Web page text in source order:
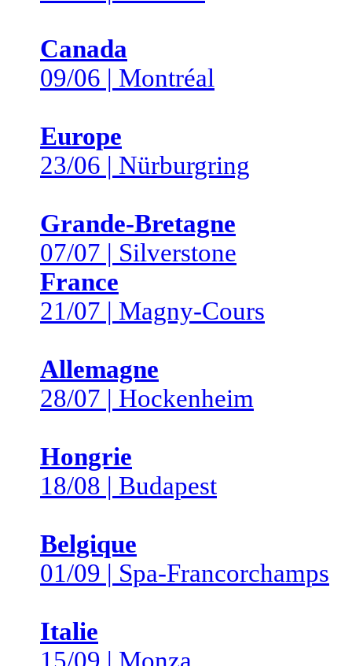
Canada
09/06 | Montréal
Europe
23/06 | Nürburgring
Grande-Bretagne
07/07 | Silverstone
France
21/07 | Magny-Cours
Allemagne
28/07 | Hockenheim
Hongrie
18/08 | Budapest
Belgique
01/09 | Spa-Francorchamps
Italie